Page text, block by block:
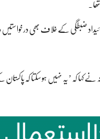
ضبطگی کے خلاف بھی درخواستیں
کہا کہ ’یہ نہیں ہو سکتا کہ